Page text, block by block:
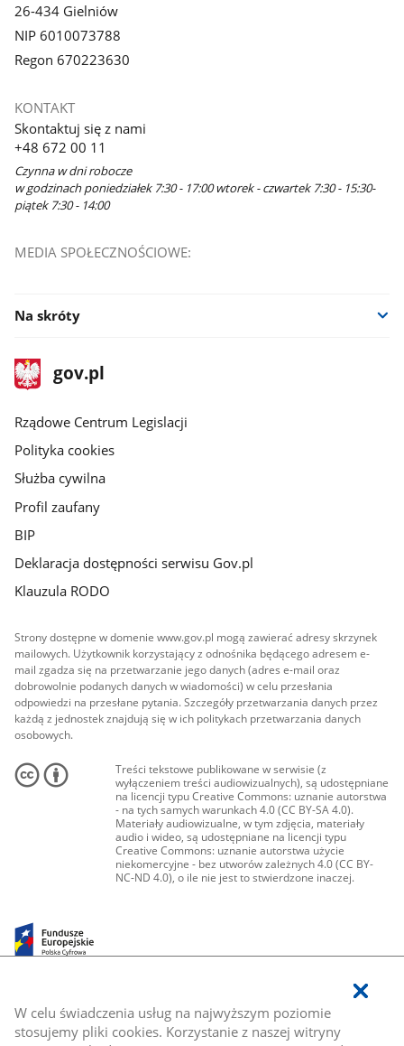
W celu świadczenia usług na najwyższym poziomie
stosujemy pliki cookies. Korzystanie z naszej witryny
26-434 Gielniów
NIP 6010073788
Regon 670223630
KONTAKT
Skontaktuj się z nami
+48 672 00 11
Czynna w dni robocze
w godzinach poniedziałek 7:30 - 17:00 wtorek - czwartek 7:30 - 15:30-
piątek 7:30 - 14:00
MEDIA SPOŁECZNOŚCIOWE:
Na skróty
stopka
gov.plStrona
gov.pl
Rządowe Centrum Legislacji
Polityka cookies
Służba cywilna
Profil zaufany
BIP
Deklaracja dostępności serwisu Gov.pl
Klauzula RODO
Strony dostępne w domenie www.gov.pl mogą zawierać adresy skrzynek
mailowych. Użytkownik korzystający z odnośnika będącego adresem e-
mail zgadza się na przetwarzanie jego danych (adres e-mail oraz
dobrowolnie podanych danych w wiadomości) w celu przesłania
odpowiedzi na przesłane pytania. Szczegóły przetwarzania danych przez
każdą z jednostek znajdują się w ich politykach przetwarzania danych
osobowych.
Treści tekstowe publikowane w serwisie (z
wyłączeniem treści audiowizualnych), są udostępniane
na licencji typu Creative Commons: uznanie autorstwa
- na tych samych warunkach 4.0 (CC BY-SA 4.0).
Materiały audiowizualne, w tym zdjęcia, materiały
audio i wideo, są udostępniane na licencji typu
Creative Commons: uznanie autorstwa użycie
niekomercyjne - bez utworów zależnych 4.0 (CC BY-
NC-ND 4.0), o ile nie jest to stwierdzone inaczej.